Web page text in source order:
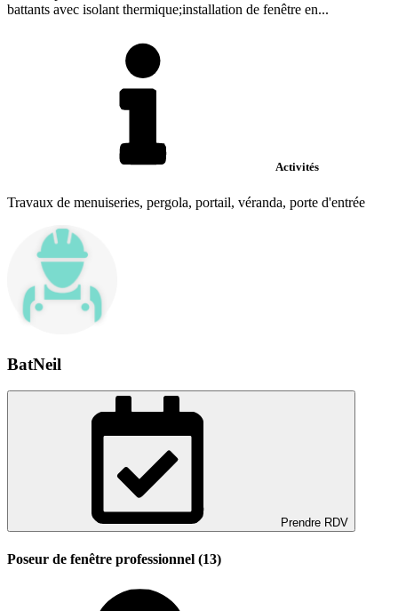
battants avec isolant thermique;installation de fenêtre en...
Activités
Travaux de menuiseries, pergola, portail, véranda, porte d'entrée
BatNeil
Prendre RDV
Poseur de fenêtre professionnel (13)